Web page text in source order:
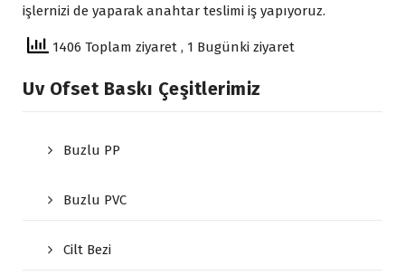
işlernizi de yaparak anahtar teslimi iş yapıyoruz.
1406 Toplam ziyaret , 1 Bugünki ziyaret
Uv Ofset Baskı Çeşitlerimiz
Buzlu PP
Buzlu PVC
Cilt Bezi